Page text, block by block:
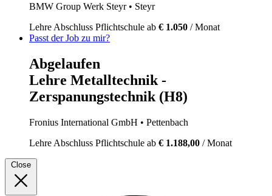
BMW Group Werk Steyr • Steyr
Lehre Abschluss Pflichtschule ab € 1.050 / Monat
Passt der Job zu mir?
Abgelaufen
Lehre Metalltechnik -
Zerspanungstechnik (H8)
Fronius International GmbH • Pettenbach
Lehre Abschluss Pflichtschule ab € 1.188,00 / Monat
Close